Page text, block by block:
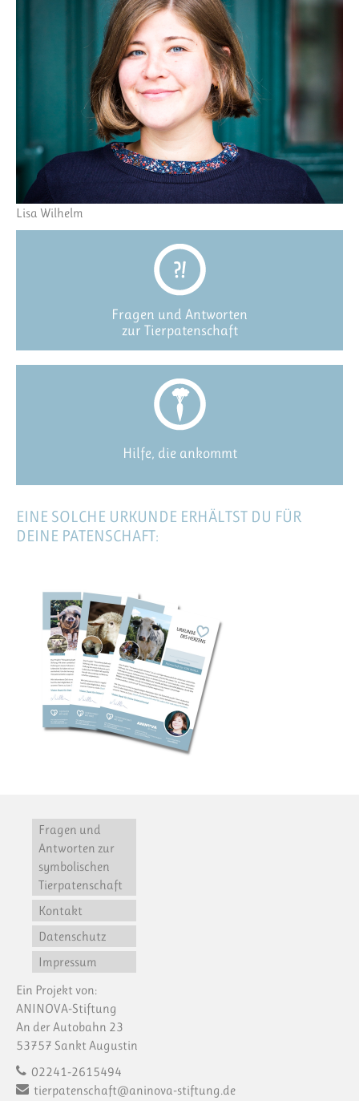
Lisa Wilhelm
Fragen und Antworten
zur Tierpatenschaft
Hilfe, die ankommt
EINE SOLCHE URKUNDE ERHÄLTST DU FÜR
DEINE PATENSCHAFT:
Fragen und
Antworten zur
symbolischen
Tierpatenschaft
Kontakt
Datenschutz
Impressum
Ein Projekt von:
ANINOVA-Stiftung
An der Autobahn 23
53757 Sankt Augustin
02241-2615494
tierpatenschaft@aninova-stiftung.de